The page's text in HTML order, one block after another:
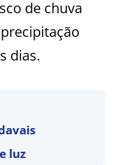
de chuva
dias.
luz